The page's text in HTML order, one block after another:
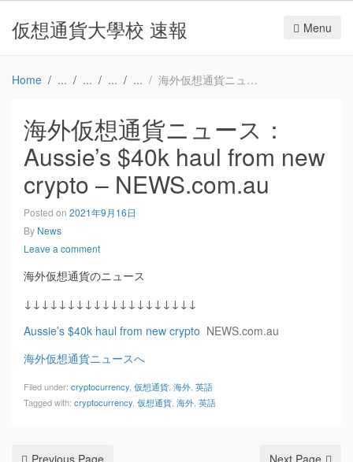
仮想通貨大學校 速報 Menu
Home 海外仮想通貨ニュース：Aussie’s $40k haul from new crypto – NEWS.com.au
海外仮想通貨ニュース：
Aussie’s $40k haul from new
crypto – NEWS.com.au
Posted on 2021年9月16日
By News
Leave a comment
海外仮想通貨のニュース
↓↓↓↓↓↓↓↓↓↓↓↓↓↓↓↓↓↓↓↓
Aussie’s $40k haul from new crypto NEWS.com.au
海外仮想通貨ニュースへ
Filed under: cryptocurrency 仮想通貨 海外 英語
Tagged with: cryptocurrency 仮想通貨 海外 英語
Previous Page Next Page